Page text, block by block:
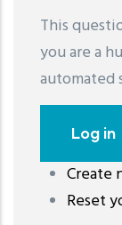
This
you are a
automated
Create
Reset
레딧 다운로드
download